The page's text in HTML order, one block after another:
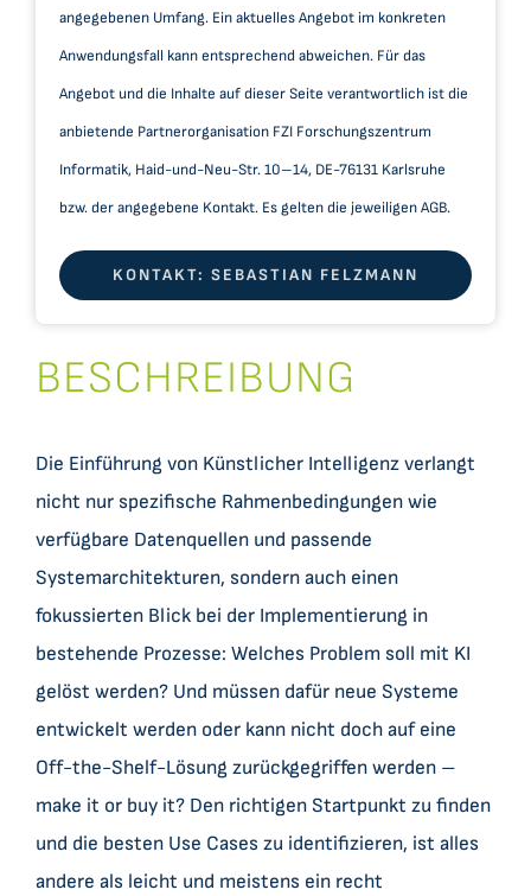
angegebenen Umfang. Ein aktuelles Angebot im konkreten
Anwendungsfall kann entsprechend abweichen. Für das
Angebot und die Inhalte auf dieser Seite verantwortlich ist die
anbietende Partnerorganisation FZI Forschungszentrum
Informatik, Haid-und-Neu-Str. 10–14, DE-76131 Karlsruhe
bzw. der angegebene Kontakt. Es gelten die jeweiligen AGB.
KONTAKT: SEBASTIAN FELZMANN
BESCHREIBUNG
Die Einführung von Künstlicher Intelligenz verlangt
nicht nur spezifische Rahmenbedingungen wie
verfügbare Datenquellen und passende
Systemarchitekturen, sondern auch einen
fokussierten Blick bei der Implementierung in
bestehende Prozesse: Welches Problem soll mit KI
gelöst werden? Und müssen dafür neue Systeme
entwickelt werden oder kann nicht doch auf eine
Off-the-Shelf-Lösung zurückgegriffen werden –
make it or buy it? Den richtigen Startpunkt zu finden
und die besten Use Cases zu identifizieren, ist alles
andere als leicht und meistens ein recht